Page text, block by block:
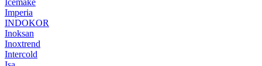
Imperia
INDOKOR
Inoksan
Inoxtrend
Intercold